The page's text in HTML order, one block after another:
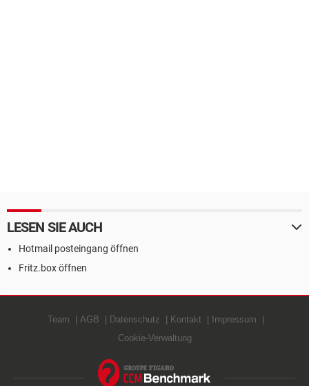
LESEN SIE AUCH
Hotmail posteingang öffnen
Fritz.box öffnen
Team AGB Datenschutz Kontakt
Impressum
Cookie-Verwaltung